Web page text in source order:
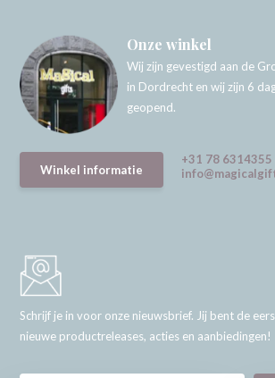
Onze winkel
Wij zijn gevestigd aan de
in Dordrecht en wij zijn 6
geopend.
Winkel informatie
+31 78 6314355
Schrijf je in voor onze nieuwsbrief. Jij bent de
nieuwe productreleases, acties en aanbiedingen!